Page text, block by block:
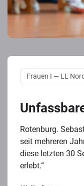
Frauen I — LL
Rotenburg.
seit mehreren
diese letzten 30
erlebt.“